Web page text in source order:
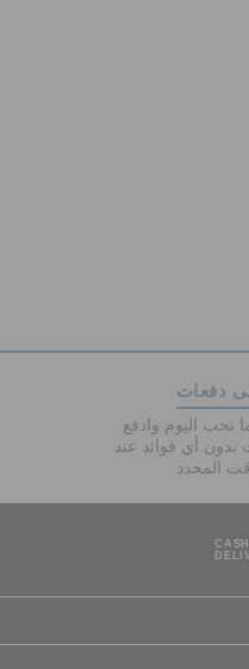
دفعات
تحب اليوم وادفع
بدون أي فوائد عند
المحدد